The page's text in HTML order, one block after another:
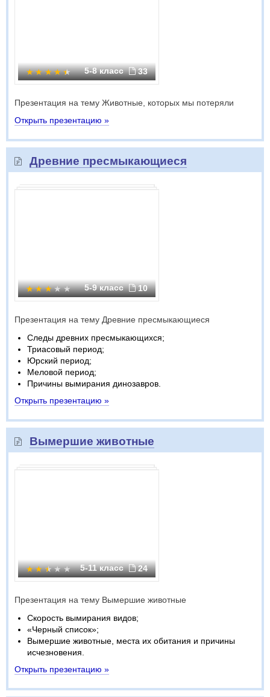
5-8 класс 33
Презентация на тему Животные, которых мы потеряли
Открыть презентацию »
Древние пресмыкающиеся
5-9 класс 10
Презентация на тему Древние пресмыкающиеся
Следы древних пресмыкающихся;
Триасовый период;
Юрский период;
Меловой период;
Причины вымирания динозавров.
Открыть презентацию »
Вымершие животные
5-11 класс 24
Презентация на тему Вымершие животные
Скорость вымирания видов;
«Черный список»;
Вымершие животные, места их обитания и причины
исчезновения.
Открыть презентацию »